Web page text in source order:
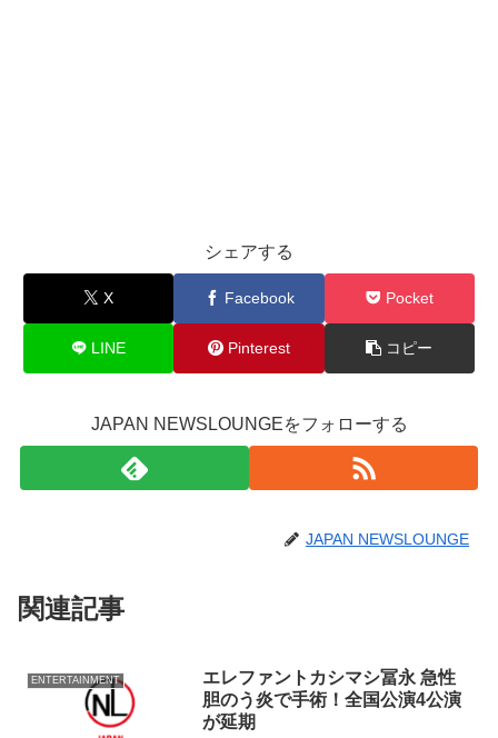
シェアする
X Facebook Pocket
LINE Pinterest コピー
JAPAN NEWSLOUNGEをフォローする
JAPAN NEWSLOUNGE
関連記事
ENTERTAINMENT
エレファントカシマシ冨永 急性
胆のう炎で手術！全国公演4公演
が延期